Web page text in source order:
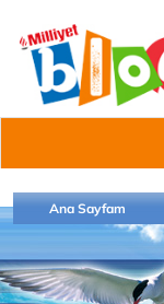
Ana Sayfam